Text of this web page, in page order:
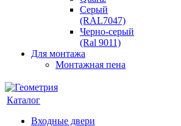
Серый
(RAL7047)
Черно-серый
(Ral 9011)
Для монтажа
Монтажная пена
Каталог
Входные двери